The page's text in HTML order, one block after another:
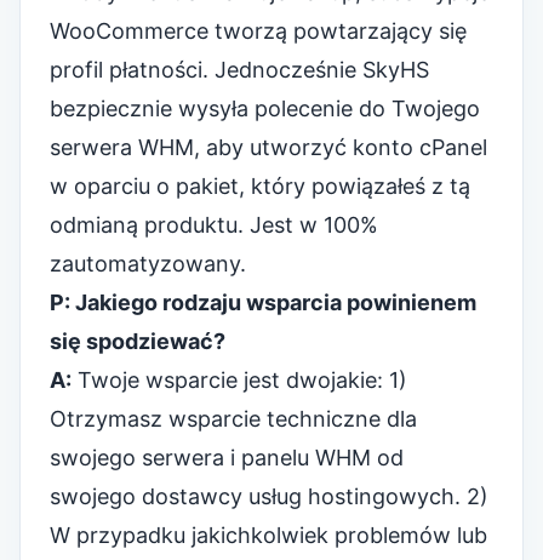
WooCommerce tworzą powtarzający się
profil płatności. Jednocześnie SkyHS
bezpiecznie wysyła polecenie do Twojego
serwera WHM, aby utworzyć konto cPanel
w oparciu o pakiet, który powiązałeś z tą
odmianą produktu. Jest w 100%
zautomatyzowany.
P: Jakiego rodzaju wsparcia powinienem
się spodziewać?
A: Twoje wsparcie jest dwojakie: 1)
Otrzymasz wsparcie techniczne dla
swojego serwera i panelu WHM od
swojego dostawcy usług hostingowych. 2)
W przypadku jakichkolwiek problemów lub